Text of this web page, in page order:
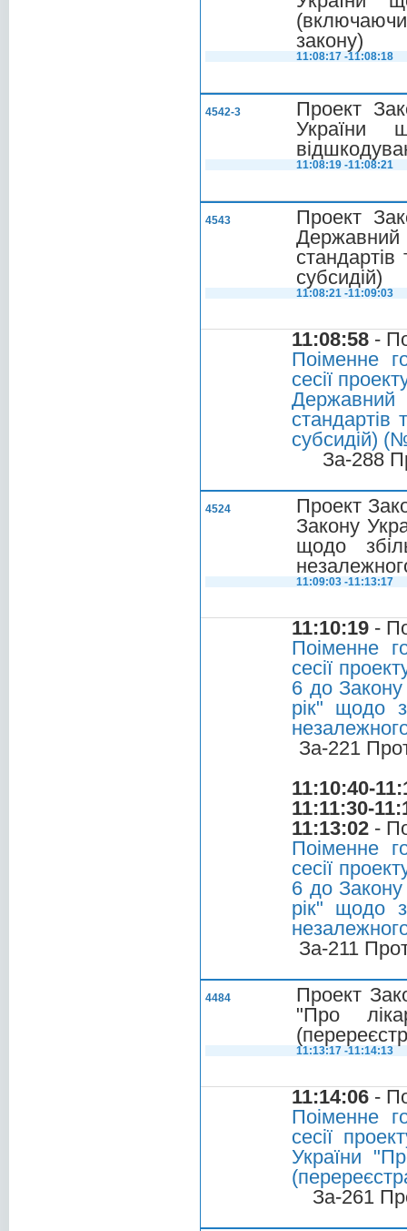
закону)
11:08:17 -11:08:18
4542-3
Проект
України
11:08:19 -11:08:21
4543
Проект
субсидій)
11:08:21 -11:09:03
11:08:58 -
Поіменне
сесії
Державний
стандартів
субсидій)
За-288
4524
Проект
Закону
щодо
11:09:03 -11:13:17
11:10:19 -
Поіменне
сесії
6 до
рік" щодо
За-221
11:10:40-
11:11:30-
11:13:02 -
Поіменне
сесії
6 до
рік" щодо
За-211
4484
Проект
"Про
11:13:17 -11:14:13
11:14:06 -
Поіменне
сесії
України
За-261